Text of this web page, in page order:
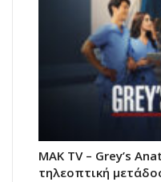
MAK TV – Grey’s
τηλεοπτική